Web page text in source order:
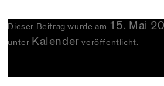
Dieser Beitrag wurde am 15. Mai
unter Kalender veröffentlicht.